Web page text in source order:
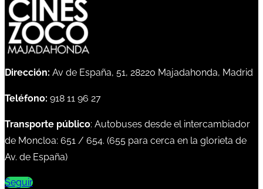
Dirección: Av de España, 51, 28220 Majadahonda, Madrid
Teléfono: 918 11 96 27
Transporte público: Autobuses desde el intercambiador
de Moncloa: 651 / 654. (655 para cerca en la glorieta de
Av. de España)
Seguir